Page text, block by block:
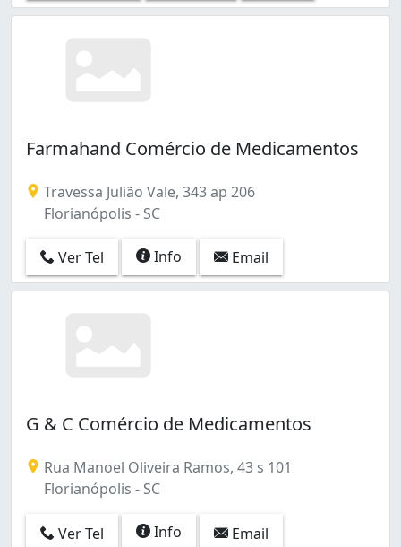
Farmahand Comércio de Medicamentos
Travessa Julião Vale, 343 ap 206
Florianópolis - SC
Ver Tel Info Email
G & C Comércio de Medicamentos
Rua Manoel Oliveira Ramos, 43 s 101
Florianópolis - SC
Ver Tel Info Email